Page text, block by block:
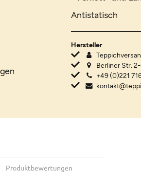
Antistatisch
Hersteller
Berliner Str.
+49 (0)221
Produktbewertungen